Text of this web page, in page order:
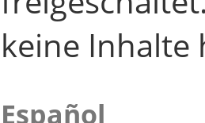
keine Inhalte
Español